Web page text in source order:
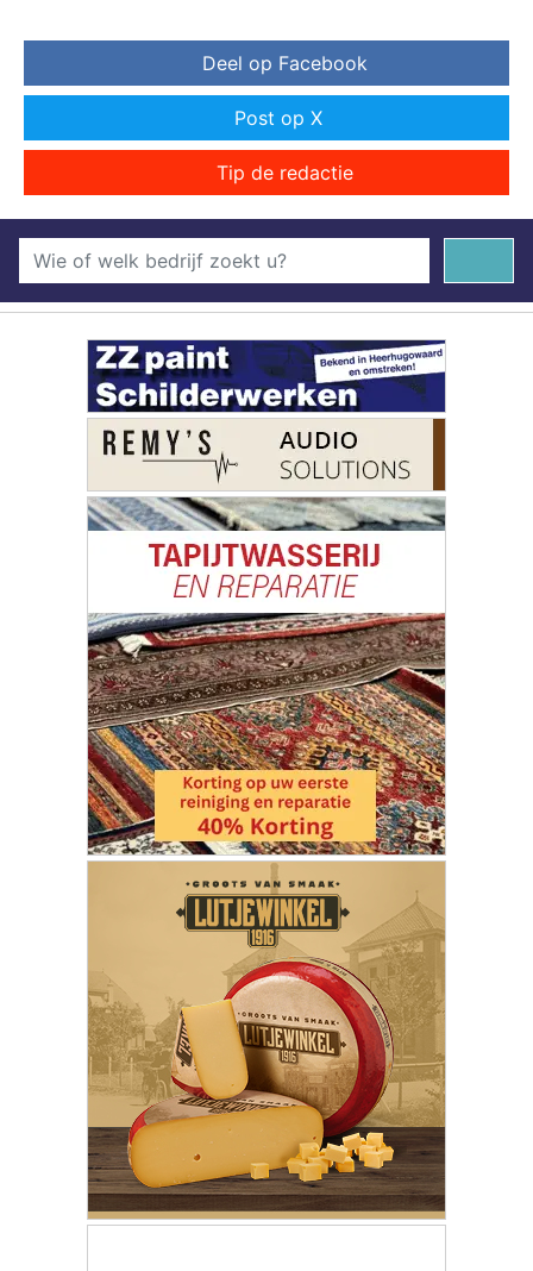
Deel op Facebook
Post op X
Tip de redactie